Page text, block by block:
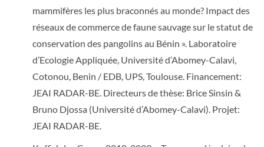
mammifères les plus braconnés au monde? Impact des
réseaux de commerce de faune sauvage sur le statut de
conservation des pangolins au Bénin ». Laboratoire
d’Ecologie Appliquée, Université d’Abomey-Calavi,
Cotonou, Benin / EDB, UPS, Toulouse. Financement:
JEAI RADAR-BE. Directeurs de thèse: Brice Sinsin &
Bruno Djossa (Université d’Abomey-Calavi). Projet:
JEAI RADAR-BE.